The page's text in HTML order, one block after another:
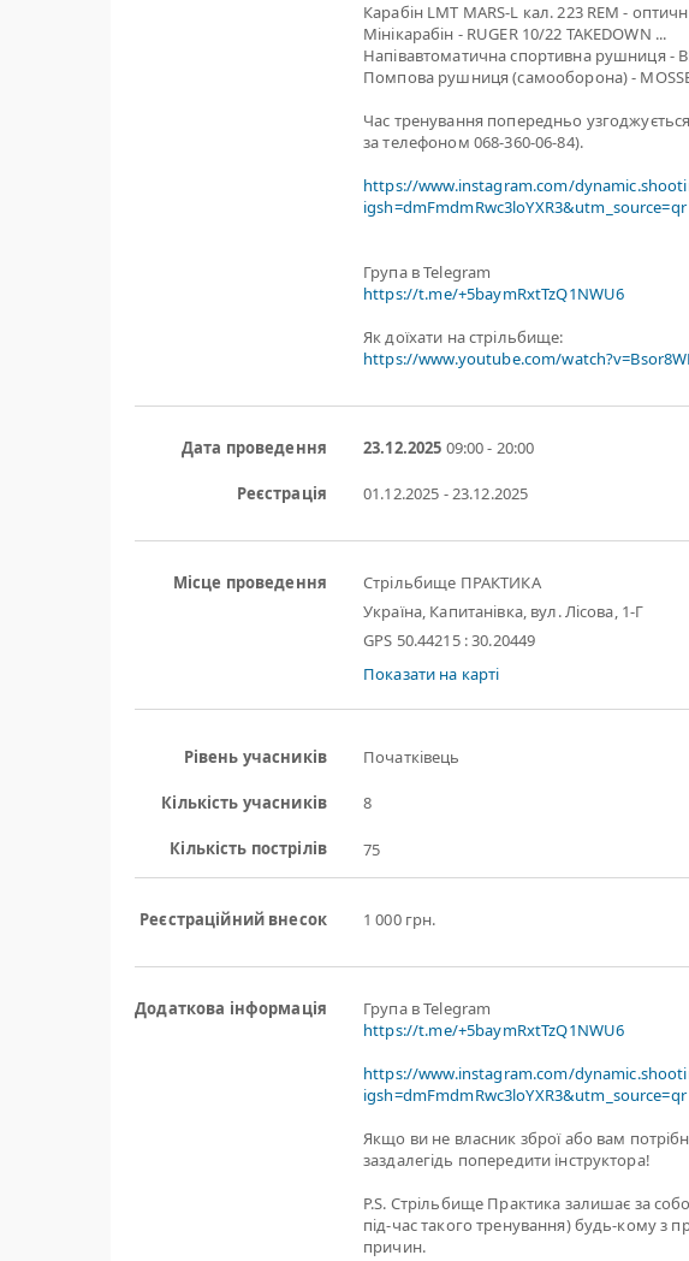
Карабін LMT MARS-L кал. 223 REM -
Мінікарабін - RUGER 10/22 TAKEDOWN ...
Напівавтоматична спортивна рушниця -
Помпова рушниця (самооборона) -
Час тренування попередньо
за телефоном 068-360-06-84).
https://www.instagram.com/
igsh=dmFmdmRwc3loYXR3&utm_source=qr
Група в Telegram
https://t.me/+5baymRxtTzQ1NWU6
Як доїхати на стрільбище:
https://www.youtube.com/
Дата проведення 23.12.2025 09:00 - 20:00
Реєстрація 01.12.2025 - 23.12.2025
Місце проведення
Стрільбище ПРАКТИКА
Україна, Капитанівка, вул. Лісова, 1-Г
GPS 50.44215 : 30.20449
Показати на карті
Рівень учасників Початківець
Кількість учасників 8
Кількість пострілів 75
Реєстраційний внесок 1 000 грн.
Додаткова інформація
Група в Telegram
https://t.me/+5baymRxtTzQ1NWU6
https://www.instagram.com/
igsh=dmFmdmRwc3loYXR3&utm_source=qr
Якщо ви не власник зброї або вам
заздалегідь попередити інструктора!
P.S. Стрільбище Практика залишає за
під-час такого тренування) будь-кому з
причин.